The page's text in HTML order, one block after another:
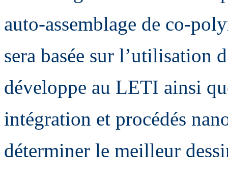
auto-assemblage de co-
sera basée sur l’utilisation
développe au LETI ainsi
intégration et procédés
déterminer le meilleur